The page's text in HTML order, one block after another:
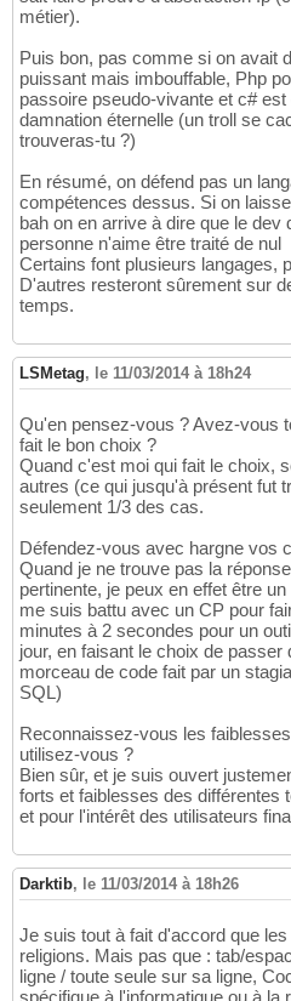
métier).
Puis bon, pas comme si on avait
puissant mais imbouffable, Php
passoire pseudo-vivante et c#
damnation éternelle (un troll se
trouveras-tu ?)
En résumé, on défend pas un
compétences dessus. Si on
bah on en arrive à dire que le dev
personne n'aime être traité de nul
Certains font plusieurs langages,
D'autres resteront sûrement sur
temps.
LSMetag, le 11/03/2014 à 18h24
Qu'en pensez-vous ? Avez-vous
fait le bon choix ?
Quand c'est moi qui fait le choix,
autres (ce qui jusqu'à présent fut
seulement 1/3 des cas.
Défendez-vous avec hargne vos
Quand je ne trouve pas la
pertinente, je peux en effet être
me suis battu avec un CP pour
minutes à 2 secondes pour un
jour, en faisant le choix de
morceau de code fait par un
SQL)
Reconnaissez-vous les
utilisez-vous ?
Bien sûr, et je suis ouvert
forts et faiblesses des différentes
et pour l'intérêt des utilisateurs
Darktib, le 11/03/2014 à 18h26
Je suis tout à fait d'accord que
religions. Mais pas que : tab/
ligne / toute seule sur sa ligne,